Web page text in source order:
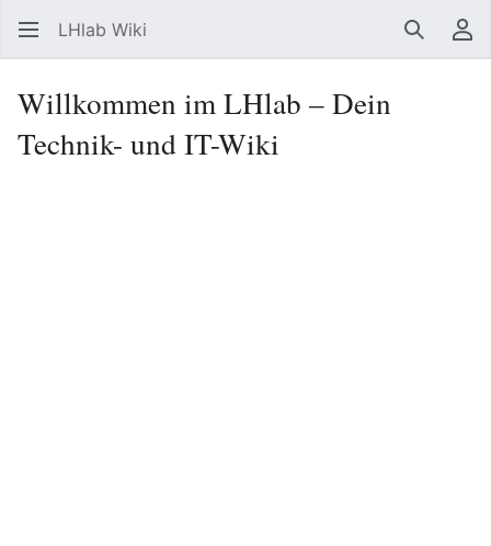
LHlab Wiki Suchen
Willkommen im LHlab – Dein
Technik- und IT-Wiki